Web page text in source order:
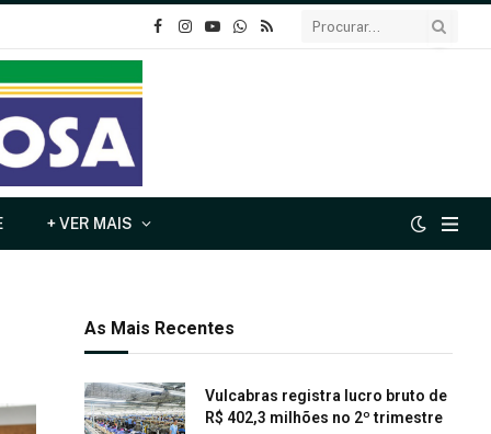
o
Instagram
YouTube
Whatsapp
RSS
+ VER MAIS
As Mais Recentes
Vulcabras registra lucro bruto de
R$ 402,3 milhões no 2º trimestre